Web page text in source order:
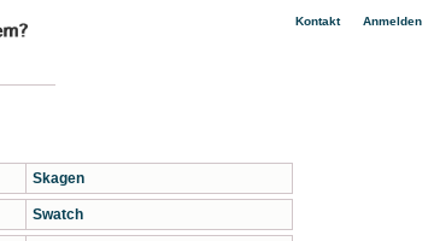
Kontakt| Anmelden
Skagen
Swatch